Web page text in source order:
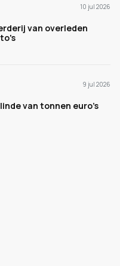
10 jul 2026
van overleden
9 jul 2026
van tonnen euro's